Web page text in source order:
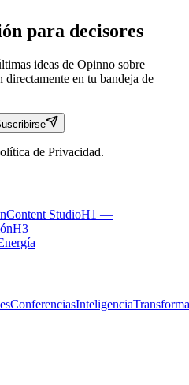
para decisores
ideas de Opinno sobre
en tu bandeja de
de Privacidad.
Content StudioH1 —
H3 —
ConferenciasInteligencia